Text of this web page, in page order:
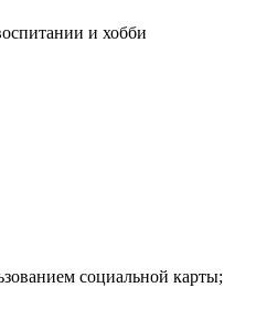
и хобби
социальной карты;